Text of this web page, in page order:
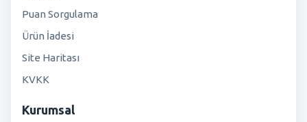
Puan Sorgulama
Ürün İadesi
Site Haritası
KVKK
Kurumsal